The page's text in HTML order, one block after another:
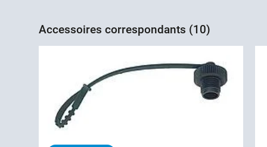
Accessoires correspondants (10)